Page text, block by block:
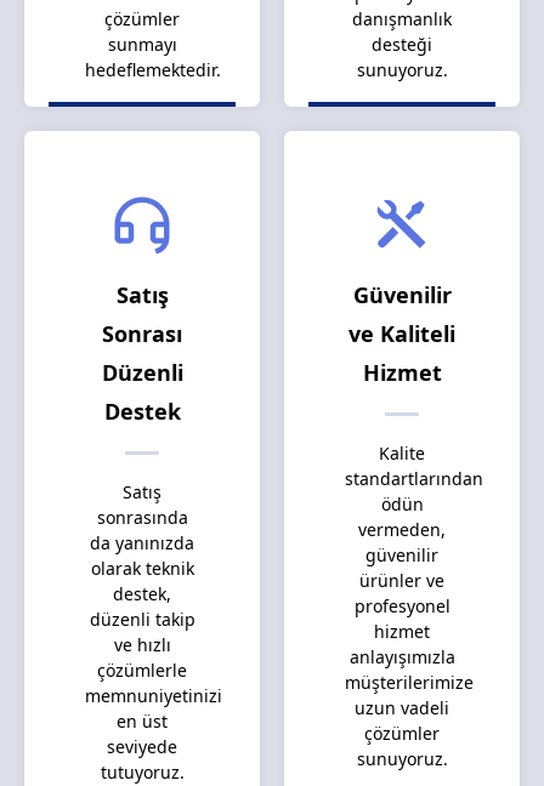
çözümler
sunmayı
hedeflemektedir.
danışmanlık
desteği
sunuyoruz.
Satış
Sonrası
Düzenli
Destek
Satış
sonrasında
da yanınızda
olarak teknik
destek,
düzenli takip
ve hızlı
çözümlerle
memnuniyetinizi
en üst
seviyede
tutuyoruz.
Güvenilir
ve Kaliteli
Hizmet
Kalite
standartlarından
ödün
vermeden,
güvenilir
ürünler ve
profesyonel
hizmet
anlayışımızla
müşterilerimize
uzun vadeli
çözümler
sunuyoruz.